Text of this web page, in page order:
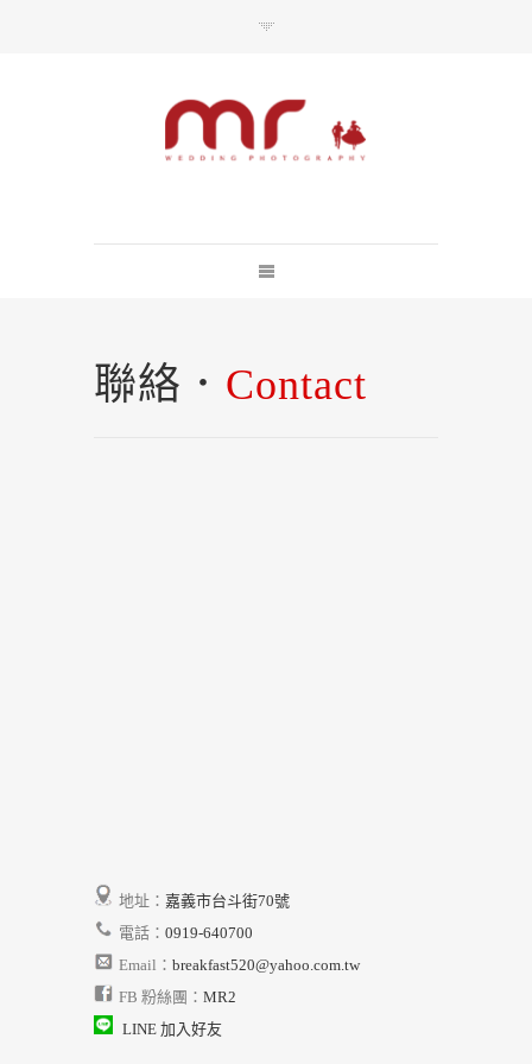
聯絡． Contact
地址： 嘉義市台斗街70號
電話： 0919-640700
Email： breakfast520@yahoo.com.tw
FB 粉絲團： MR2
LINE 加入好友